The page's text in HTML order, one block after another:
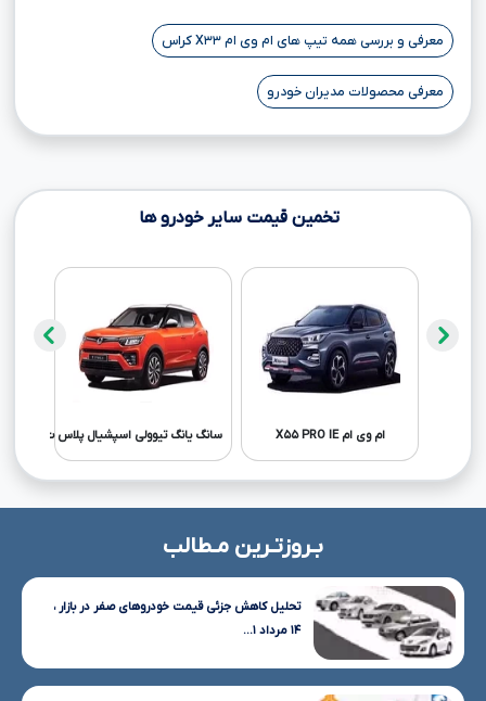
معرفی و بررسی همه تیپ های ام وی ام X۳۳ کراس
معرفی محصولات مدیران خودرو
تخمین قیمت سایر خودرو ها
ام وی ام X۵۵ PRO IE سانگ یانگ تیوولی اسپشیال پلاس ت...
بـروزتـرین مـطالب
تحلیل کاهش جزئی قیمت خودروهای صفر در بازار ،
۱۴ مرداد ۱...